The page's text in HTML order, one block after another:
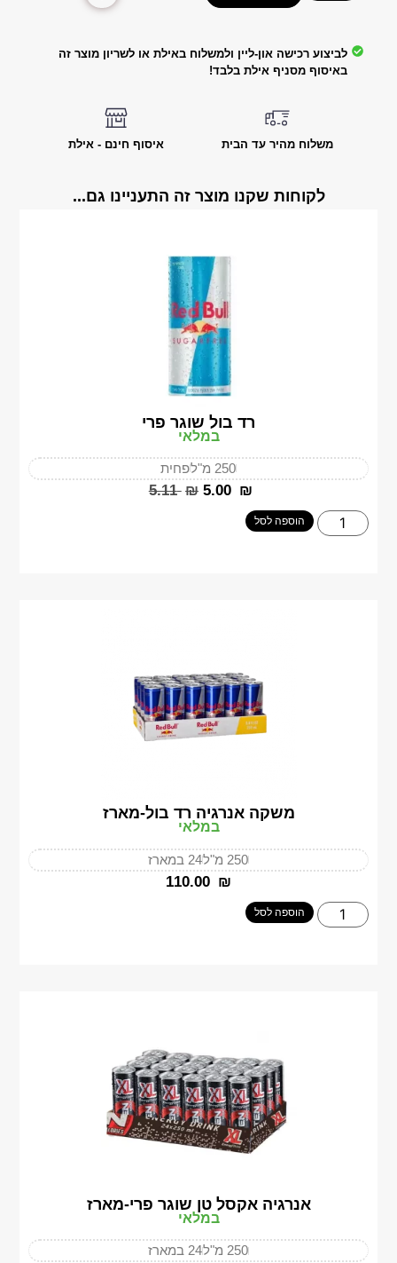
לביצוע רכישה און-ליין ולמשלוח באילת או לשריון מוצר זה
באיסוף מסניף אילת בלבד!
משלוח מהיר עד הבית איסוף חינם - אילת
לקוחות שקנו מוצר זה התעניינו גם...
רד בול שוגר פרי
במלאי
250 מ"ל פחית
‎5.11 ₪ ‎5.00 ₪
הוספה לסל
משקה אנרגיה רד בול-מארז
במלאי
250 מ"ל 24 במארז
‎110.00 ₪
הוספה לסל
אנרגיה אקסל טן שוגר פרי-מארז
במלאי
250 מ"ל 24 במארז